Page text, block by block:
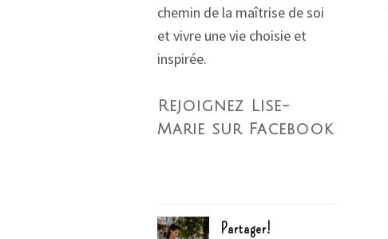
chemin de la maîtrise de soi
et vivre une vie choisie et
inspirée.
Rejoignez Lise-
Marie sur Facebook
Partager!